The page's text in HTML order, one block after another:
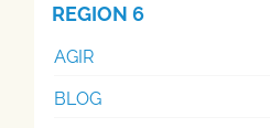
REGION 6
AGIR
BLOG